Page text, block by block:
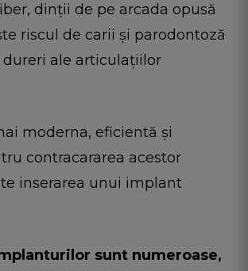
dinții de pe arcada opusă
riscul de carii și parodontoză
dureri ale articulațiilor
moderna, eficientă și
contracararea acestor
inserarea unui implant
sunt numeroase,